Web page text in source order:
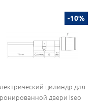
-10%
цилиндр для
двери Iseo